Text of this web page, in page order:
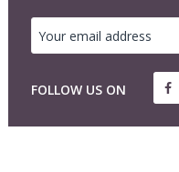
FOLLOW US ON